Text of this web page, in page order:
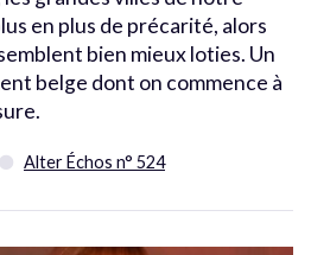
en plus de précarité, alors
bien mieux loties. Un
belge dont on commence à
Alter Échos n° 524